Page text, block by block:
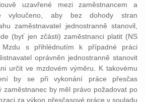
uzavřené mezi zaměstnancem a
vyloučeno, aby bez dohody stran
zaměstnavatel jednostranně stanovil,
(byť jen zčásti) zaměstnanci platit (NS
s přihlédnutím k případné práci
oprávněn jednostranně stanovit
určit ve mzdovém výměru. K takovému
by se při vykonání práce přesčas
zaměstnanec by měl právo požadovat po
za výkon přesčasové práce v souladu